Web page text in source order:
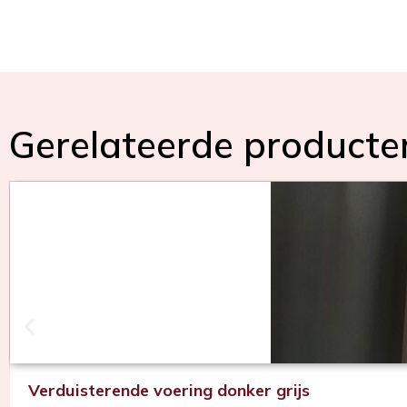
Gerelateerde
Verduisterende voering donker grijs